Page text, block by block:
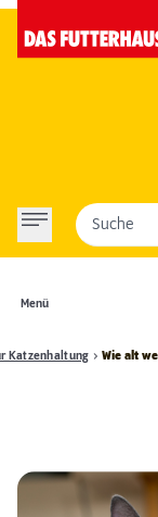
Menü
Suche
Katzenhaltung Wie alt